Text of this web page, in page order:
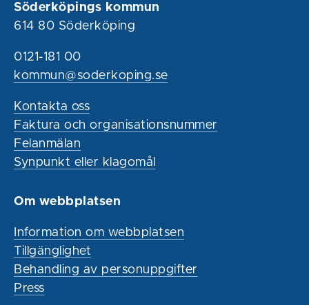
Söderköpings kommun
614 80 Söderköping
0121-181 00
kommun@soderkoping.se
Kontakta oss
Faktura och organisationsnummer
Felanmälan
Synpunkt eller klagomål
Om webbplatsen
Information om webbplatsen
Tillgänglighet
Behandling av personuppgifter
Press